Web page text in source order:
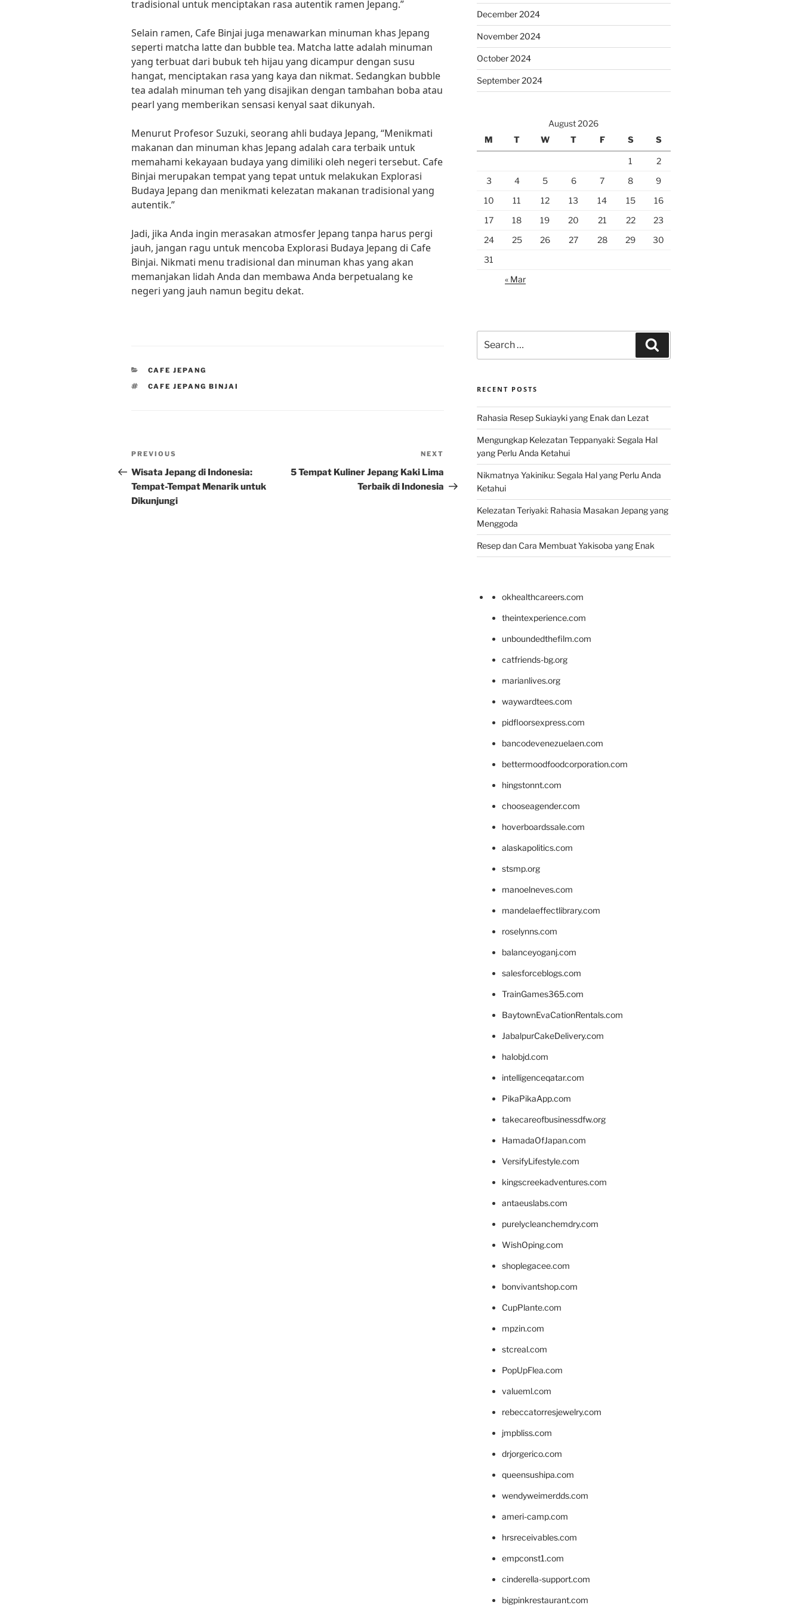
tradisional untuk menciptakan rasa autentik ramen Jepang.”
Selain ramen, Cafe Binjai juga menawarkan minuman khas Jepang
seperti matcha latte dan bubble tea. Matcha latte adalah minuman
yang terbuat dari bubuk teh hijau yang dicampur dengan susu
hangat, menciptakan rasa yang kaya dan nikmat. Sedangkan bubble
tea adalah minuman teh yang disajikan dengan tambahan boba atau
pearl yang memberikan sensasi kenyal saat dikunyah.
Menurut Profesor Suzuki, seorang ahli budaya Jepang, “Menikmati
makanan dan minuman khas Jepang adalah cara terbaik untuk
memahami kekayaan budaya yang dimiliki oleh negeri tersebut. Cafe
Binjai merupakan tempat yang tepat untuk melakukan Explorasi
Budaya Jepang dan menikmati kelezatan makanan tradisional yang
autentik.”
Jadi, jika Anda ingin merasakan atmosfer Jepang tanpa harus pergi
jauh, jangan ragu untuk mencoba Explorasi Budaya Jepang di Cafe
Binjai. Nikmati menu tradisional dan minuman khas yang akan
memanjakan lidah Anda dan membawa Anda berpetualang ke
negeri yang jauh namun begitu dekat.
CATEGORIES
CAFE JEPANG
TAGS
CAFE JEPANG BINJAI
Post
navigation
Previous
Post
PREVIOUS
Wisata Jepang di Indonesia:
Tempat-Tempat Menarik untuk
Dikunjungi
NEXT
5 Tempat Kuliner Jepang Kaki Lima
Terbaik di Indonesia
December 2024
November 2024
October 2024
September 2024
August 2026
M
T W T F S S
1
2
3
4 5 6 7 8
9
10
11 12 13 14 15
16
17
18 19 20 21 22
23
24
25 26 27 28 29
30
31
« Mar
for:
RECENT POSTS
Rahasia Resep Sukiayki yang Enak dan Lezat
Mengungkap Kelezatan Teppanyaki: Segala Hal
yang Perlu Anda Ketahui
Nikmatnya Yakiniku: Segala Hal yang Perlu Anda
Ketahui
Kelezatan Teriyaki: Rahasia Masakan Jepang yang
Menggoda
Resep dan Cara Membuat Yakisoba yang Enak
okhealthcareers.com
theintexperience.com
unboundedthefilm.com
catfriends-bg.org
marianlives.org
waywardtees.com
pidfloorsexpress.com
bancodevenezuelaen.com
bettermoodfoodcorporation.com
hingstonnt.com
chooseagender.com
hoverboardssale.com
alaskapolitics.com
stsmp.org
manoelneves.com
mandelaeffectlibrary.com
roselynns.com
balanceyoganj.com
salesforceblogs.com
TrainGames365.com
BaytownEvaCationRentals.com
JabalpurCakeDelivery.com
halobjd.com
intelligenceqatar.com
PikaPikaApp.com
takecareofbusinessdfw.org
HamadaOfJapan.com
VersifyLifestyle.com
kingscreekadventures.com
antaeuslabs.com
purelycleanchemdry.com
WishOping.com
shoplegacee.com
bonvivantshop.com
CupPlante.com
mpzin.com
stcreal.com
PopUpFlea.com
valueml.com
rebeccatorresjewelry.com
jmpbliss.com
drjorgerico.com
queensushipa.com
wendyweimerdds.com
ameri-camp.com
hrsreceivables.com
empconst1.com
cinderella-support.com
bigpinkrestaurant.com